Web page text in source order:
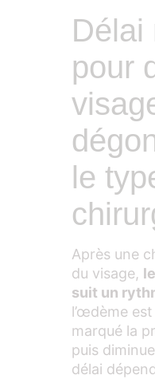
Délai
pour
le
Après une
du visage,
suit un
l’œdème
marqué la
puis
délai